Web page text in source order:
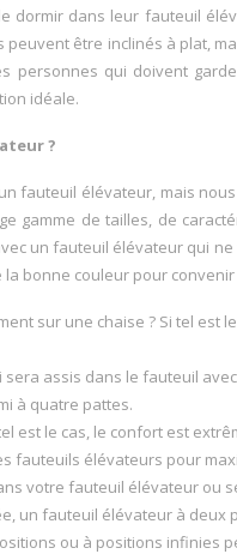
dormir dans leur fauteuil
être inclinés à plat,
personnes qui doivent
idéale.
?
fauteuil élévateur, mais
gamme de tailles, de
un fauteuil élévateur qui
bonne couleur pour
sur une chaise ? Si tel est
assis dans le fauteuil
à quatre pattes.
est le cas, le confort est
fauteuils élévateurs pour
votre fauteuil élévateur ou
un fauteuil élévateur à
ou à positions